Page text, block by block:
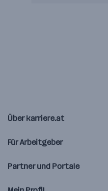
Über karriere.at
Für Arbeitgeber
Partner und Portale